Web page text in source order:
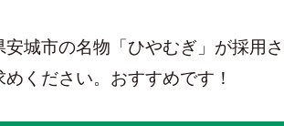
城市の名物「ひやむぎ」が採用さ
ください。おすすめです！